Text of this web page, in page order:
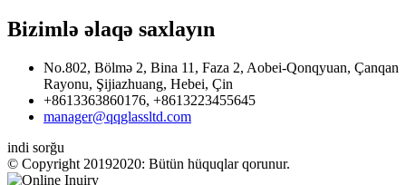
Bizimlə əlaqə saxlayın
No.802, Bölmə 2, Bina 11, Faza 2, Aobei-Qonqyuan, Çanqan
Rayonu, Şijiazhuang, Hebei, Çin
+8613363860176, +8613223455645
manager@qqglassltd.com
indi sorğu
© Copyright 20192020: Bütün hüquqlar qorunur.